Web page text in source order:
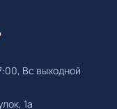
Вс выходной
1а